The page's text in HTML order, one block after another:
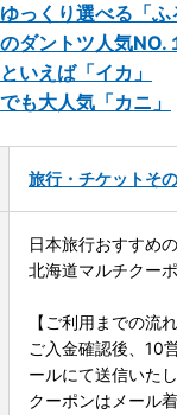
くり選べる「ふ
ントツ人気NO.１
えば「イカ」
大人気「カニ」
旅行・チケットそ
日本旅行おすすめ
北海道マルチクー
【ご利用までの流れ
ご入金確認後、10
ールにて送信いたし
クーポンはメール